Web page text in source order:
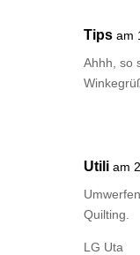
Tips am
Ahhh, so
Utili am
Quilting.
LG Uta